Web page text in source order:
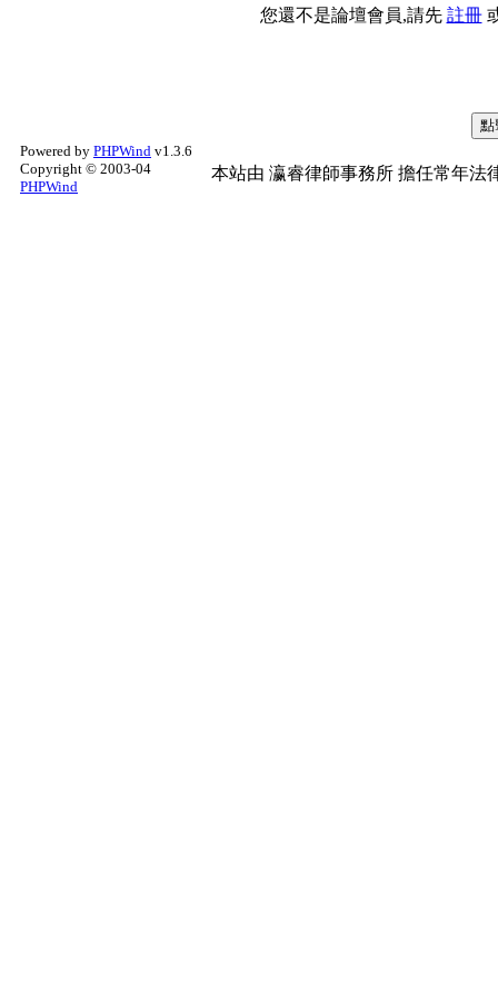
您還不是論壇會員,請先 註冊
Powered by PHPWind v1.3.6
Copyright © 2003-04
PHPWind
本站由 瀛睿律師事務所 擔任常年法